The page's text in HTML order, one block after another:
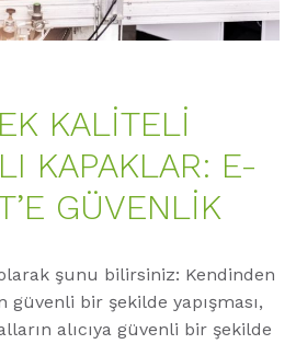
KALİTELİ
KAPAKLAR: E-
GÜVENLİK
şunu bilirsiniz: Kendinden
güvenli bir şekilde yapışması,
alıcıya güvenli bir şekilde